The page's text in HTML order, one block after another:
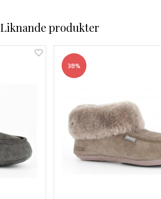
Liknande produkter
38%